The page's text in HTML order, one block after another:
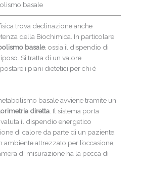
basale
trova declinazione anche
della Biochimica. In particolare
basale, ossia il dispendio di
Si tratta di un valore
i piani dietetici per chi è
basale avviene tramite un
diretta. Il sistema porta
il dispendio energetico
di calore da parte di un paziente.
ambiente attrezzato per l’occasione,
di misurazione ha la pecca di